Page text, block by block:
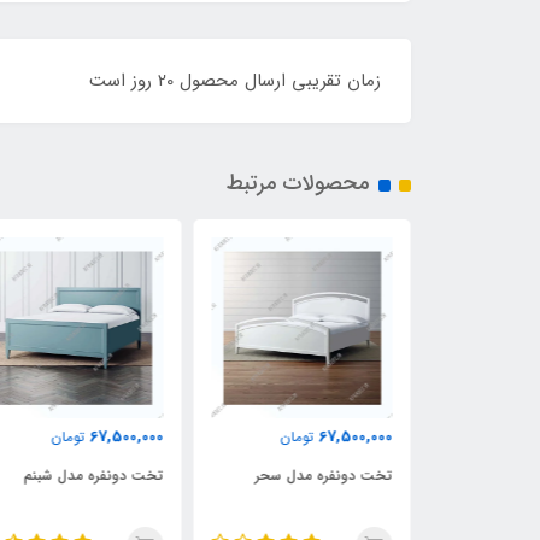
زمان تقریبی ارسال محصول 20 روز است
محصولات مرتبط
67,500,000 تومان
تخت دونفره مدل سحر
67,500,000 تومان
تخت دونفره مدل شبنم